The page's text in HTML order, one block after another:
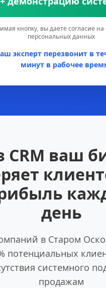
кнопку, вы даете согласие на
персональных данных
эксперт перезвонит в
минут в рабочее
CRM ваш
день
в Старом
потенциальных
системного
продажам